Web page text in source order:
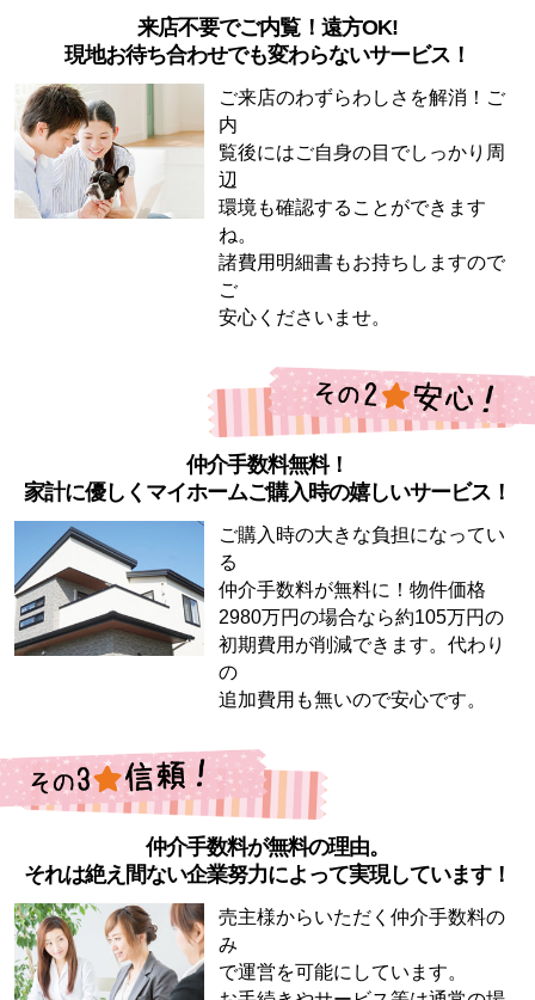
来店不要でご内覧！遠方OK!
現地お待ち合わせでも変わらないサービス！
ご来店のわずらわしさを解消！ご
内
覧後にはご自身の目でしっかり周
辺
環境も確認することができます
ね。
諸費用明細書もお持ちしますので
ご
安心くださいませ。
仲介手数料無料！
家計に優しくマイホームご購入時の嬉しいサービス！
ご購入時の大きな負担になってい
る
仲介手数料が無料に！物件価格
2980万円の場合なら約105万円の
初期費用が削減できます。代わり
の
追加費用も無いので安心です。
仲介手数料が無料の理由。
それは絶え間ない企業努力によって実現しています！
売主様からいただく仲介手数料の
み
で運営を可能にしています。